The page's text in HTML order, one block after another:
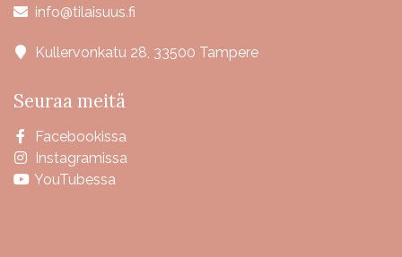
info@tilaisuus.fi
Kullervonkatu 28, 33500 Tampere
Seuraa meitä
Facebookissa
Instagramissa
YouTubessa